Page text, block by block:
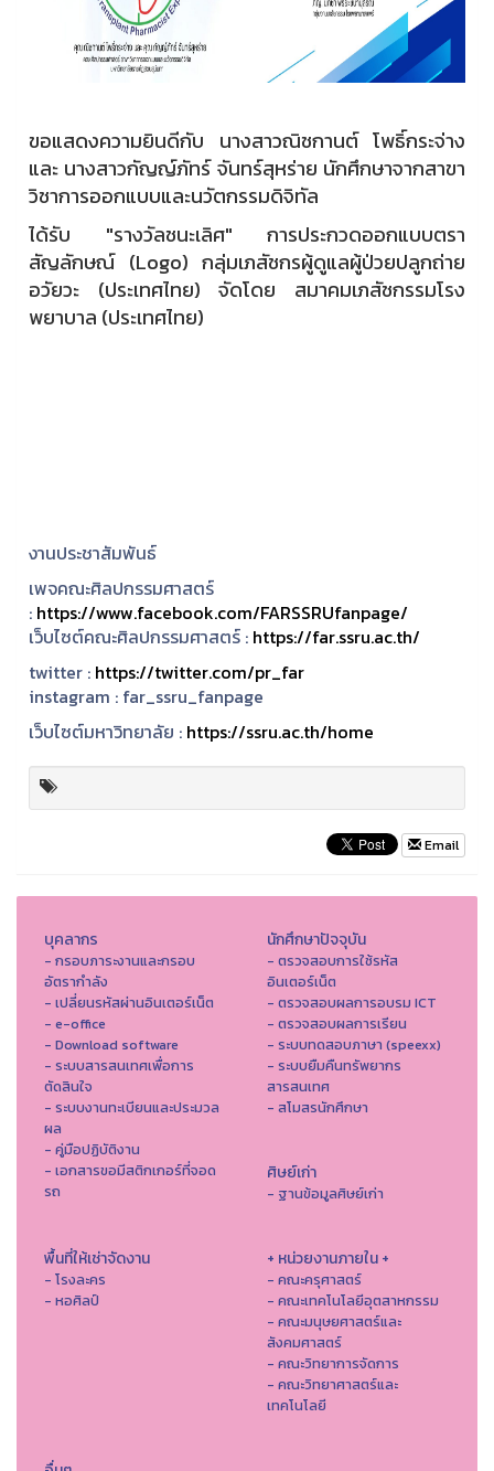
ขอแสดงความยินดีกับ นางสาวณิชกานต์ โพธิ์กระจ่าง
และ นางสาวกัญญ์ภัทร์ จันทร์สุหร่าย นักศึกษาจากสาขา
วิชาการออกแบบและนวัตกรรมดิจิทัล
ได้รับ "รางวัลชนะเลิศ" การประกวดออกแบบตรา
สัญลักษณ์ (Logo) กลุ่มเภสัชกรผู้ดูแลผู้ป่วยปลูกถ่าย
อวัยวะ (ประเทศไทย) จัดโดย สมาคมเภสัชกรรมโรง
พยาบาล (ประเทศไทย)
งานประชาสัมพันธ์
เพจคณะศิลปกรรมศาสตร์
: https://www.facebook.com/FARSSRUfanpage/
เว็บไซต์คณะศิลปกรรมศาสตร์ : https://far.ssru.ac.th/
twitter : https://twitter.com/pr_far
instagram : far_ssru_fanpage
เว็บไซต์มหาวิทยาลัย : https://ssru.ac.th/home
Email
บุคลากร
- กรอบภาระงานและกรอบ
อัตรากำลัง
- เปลี่ยนรหัสผ่านอินเตอร์เน็ต
- e-office
- Download software
- ระบบสารสนเทศเพื่อการ
ตัดสินใจ
- ระบบงานทะเบียนและประมวล
ผล
- คู่มือปฏิบัติงาน
- เอกสารขอมีสติกเกอร์ที่จอด
รถ
นักศึกษาปัจจุบัน
- ตรวจสอบการใช้รหัส
อินเตอร์เน็ต
- ตรวจสอบผลการอบรม ICT
- ตรวจสอบผลการเรียน
- ระบบทดสอบภาษา (speexx)
- ระบบยืมคืนทรัพยากร
สารสนเทศ
- สโมสรนักศึกษา
ศิษย์เก่า
- ฐานข้อมูลศิษย์เก่า
พื้นที่ให้เช่าจัดงาน
- โรงละคร
- หอศิลป์
+ หน่วยงานภายใน +
- คณะครุศาสตร์
- คณะเทคโนโลยีอุตสาหกรรม
- คณะมนุษยศาสตร์และ
สังคมศาสตร์
- คณะวิทยาการจัดการ
- คณะวิทยาศาสตร์และ
เทคโนโลยี